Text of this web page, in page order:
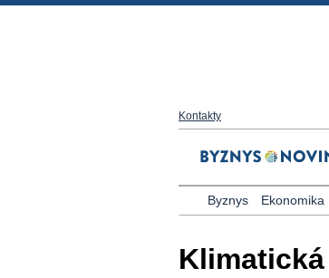
Kontakty
Byznys Ekonomika